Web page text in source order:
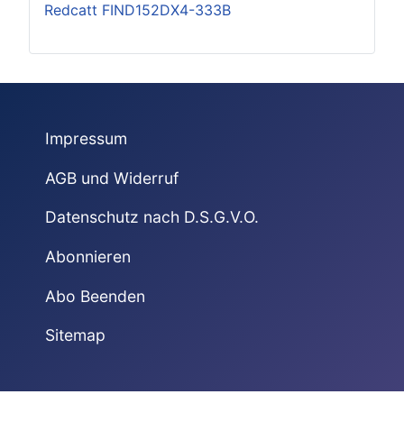
Redcatt FIND152DX4-333B
Impressum
AGB und Widerruf
Datenschutz nach D.S.G.V.O.
Abonnieren
Abo Beenden
Sitemap